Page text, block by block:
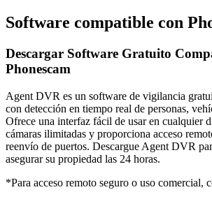
Software compatible con
Descargar Software Gratuito
Phonescam
Agent DVR es un software de vigilancia
con detección en tiempo real de personas,
Ofrece una interfaz fácil de usar en cualquier
cámaras ilimitadas y proporciona acceso
reenvío de puertos. Descargue Agent DVR
asegurar su propiedad las 24 horas.
*Para acceso remoto seguro o uso comercial,